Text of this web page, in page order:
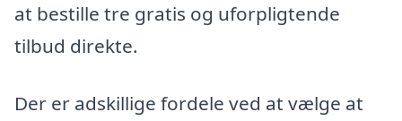
at bestille tre gratis og uforpligtende
tilbud direkte.
Der er adskillige fordele ved at vælge at